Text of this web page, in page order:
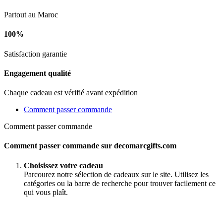
Partout au Maroc
100%
Satisfaction garantie
Engagement qualité
Chaque cadeau est vérifié avant expédition
Comment passer commande
Comment passer commande
Comment passer commande sur decomarcgifts.com
Choisissez votre cadeau
Parcourez notre sélection de cadeaux sur le site. Utilisez les
catégories ou la barre de recherche pour trouver facilement ce
qui vous plaît.